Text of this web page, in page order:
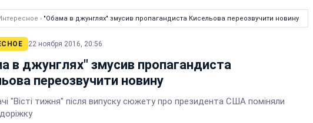
› "Обама в джунглях" змусив пропагандиста Кисельова переозвучити новину
22 ноября 2016, 20:56
в джунглях" змусив пропагандиста
переозвучити новину
"Вісті тижня" після випуску сюжету про президента США поміняли